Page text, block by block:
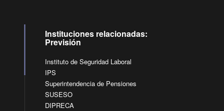
Instituciones relacionadas:
Previsión
Instituto de Seguridad Laboral
IPS
Superintendencia de Pensiones
SUSESO
DIPRECA